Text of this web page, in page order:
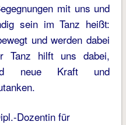
mit uns und
sein im Tanz heißt:
und werden dabei
Tanz hilft uns dabei,
neue Kraft und
Dozentin für